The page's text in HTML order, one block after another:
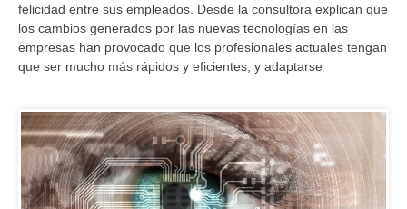
felicidad entre sus empleados. Desde la consultora explican que
los cambios generados por las nuevas tecnologías en las
empresas han provocado que los profesionales actuales tengan
que ser mucho más rápidos y eficientes, y adaptarse